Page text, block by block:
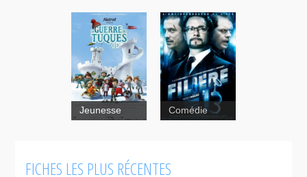
Jeunesse Filière 13
Comédie
FICHES LES PLUS RÉCENTES